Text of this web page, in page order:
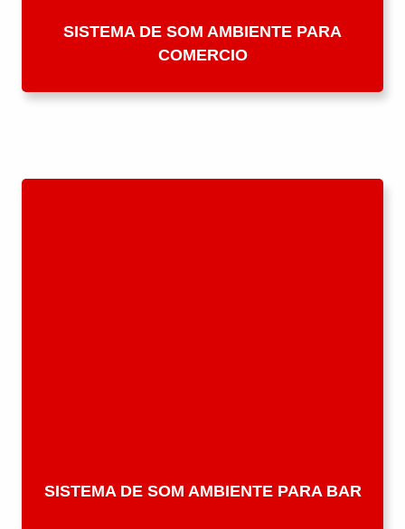
SISTEMA DE SOM AMBIENTE PARA
COMERCIO
SISTEMA DE SOM AMBIENTE PARA BAR